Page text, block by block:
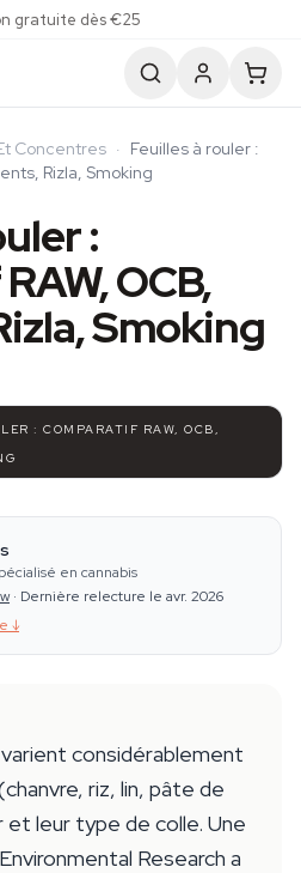
gratuite dès €25
Concentres · Feuilles à rouler :
Rizla, Smoking
:
OCB,
Smoking
: COMPARATIF RAW, OCB,
en cannabis
· Dernière relecture le avr. 2026
↓
considérablement
riz, lin, pâte de
et leur type de colle. Une
Research a